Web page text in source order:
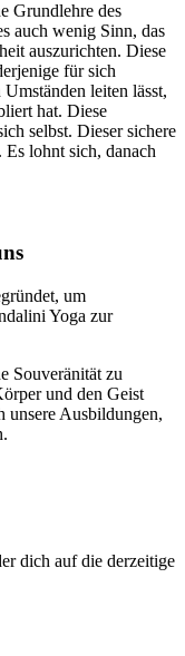
Grundlehre des
auch wenig Sinn, das
auszurichten. Diese
für sich
leiten lässt,
hat. Diese
selbst. Dieser sichere
lohnt sich, danach
um
Yoga zur
Souveränität zu
und den Geist
unsere Ausbildungen,
dich auf die derzeitige